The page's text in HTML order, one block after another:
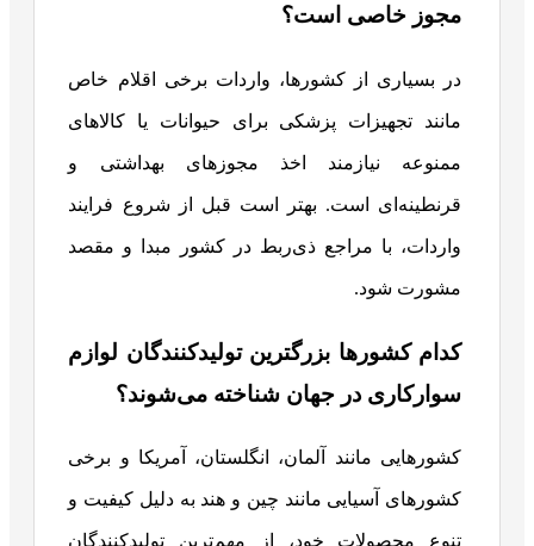
مجوز خاصی است؟
در بسیاری از کشورها، واردات برخی اقلام خاص
مانند تجهیزات پزشکی برای حیوانات یا کالاهای
ممنوعه نیازمند اخذ مجوزهای بهداشتی و
قرنطینه‌ای است. بهتر است قبل از شروع فرایند
واردات، با مراجع ذی‌ربط در کشور مبدا و مقصد
مشورت شود.
کدام کشورها بزرگترین تولیدکنندگان لوازم
سوارکاری در جهان شناخته می‌شوند؟
کشورهایی مانند آلمان، انگلستان، آمریکا و برخی
کشورهای آسیایی مانند چین و هند به دلیل کیفیت و
تنوع محصولات خود، از مهم‌ترین تولیدکنندگان